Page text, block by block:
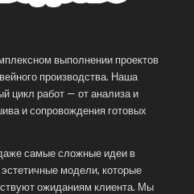
выполнении проектов
производства. Наша
цикл работ — от анализа и
и сопровождения готовых
самые сложные идеи в
модели, которые
ожиданиям клиента. Мы